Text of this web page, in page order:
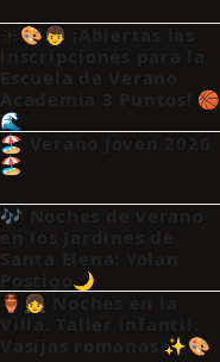
☀️🎨👦 ¡Abiertas las
Academia 3 Puntos! 🏀
🌊
🏖️ Verano Joven 2026
🏖️
🎶 Noches de verano
Postigo🌙
🏺👧 Noches en la
Vasijas romanas ✨🎨